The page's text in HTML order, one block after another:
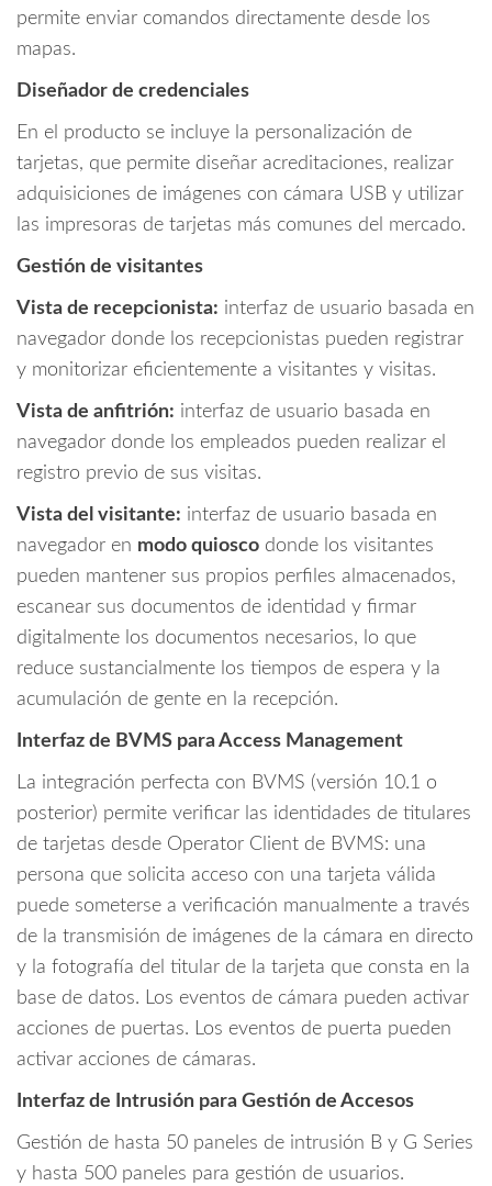
permite enviar comandos directamente desde los
mapas.
Diseñador de credenciales
En el producto se incluye la personalización de
tarjetas, que permite diseñar acreditaciones, realizar
adquisiciones de imágenes con cámara USB y utilizar
las impresoras de tarjetas más comunes del mercado.
Gestión de visitantes
Vista de recepcionista: interfaz de usuario basada en
navegador donde los recepcionistas pueden registrar
y monitorizar eficientemente a visitantes y visitas.
Vista de anfitrión: interfaz de usuario basada en
navegador donde los empleados pueden realizar el
registro previo de sus visitas.
Vista del visitante: interfaz de usuario basada en
navegador en modo quiosco donde los visitantes
pueden mantener sus propios perfiles almacenados,
escanear sus documentos de identidad y firmar
digitalmente los documentos necesarios, lo que
reduce sustancialmente los tiempos de espera y la
acumulación de gente en la recepción.
Interfaz de BVMS para Access Management
La integración perfecta con BVMS (versión 10.1 o
posterior) permite verificar las identidades de titulares
de tarjetas desde Operator Client de BVMS: una
persona que solicita acceso con una tarjeta válida
puede someterse a verificación manualmente a través
de la transmisión de imágenes de la cámara en directo
y la fotografía del titular de la tarjeta que consta en la
base de datos. Los eventos de cámara pueden activar
acciones de puertas. Los eventos de puerta pueden
activar acciones de cámaras.
Interfaz de Intrusión para Gestión de Accesos
Gestión de hasta 50 paneles de intrusión B y G Series
y hasta 500 paneles para gestión de usuarios.